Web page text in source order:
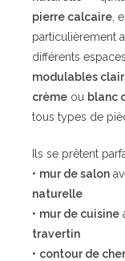
pierre calcaire ,
particulièrement
différents
modulables
crème ou blanc
tous types de
Ils se prêtent
• mur de salon
naturelle
• mur de cuisine
travertin
• contour de